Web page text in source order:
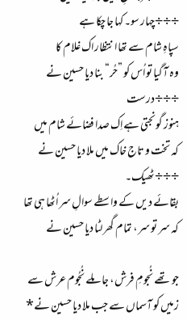
÷÷÷چہار سو۔ کہا جا چکا ہے
سپاہِ شام سے تھا انتظار اک غلام کا
وہ آگیا تو اُس کو ”حُر“ بنا دیا حسین نے
÷÷÷درست
ہنوز گونجتی ہے اِک صدا فضائے شام میں
کہ تخت و تاج خاک میں ملا دیا حسین نے
÷÷÷ٹھیک۔
بقائے دیں کے واسطے سوالِ سر اُٹھا ہی تھا
کہ سر تو سر، تمام گھر لٹا دیا حسین نے
جو تھے نُجومِ فرش، جا ملے نُجُوم عرش سے
زمیں کو آسماں سے جب ملا دیا حسین نے*